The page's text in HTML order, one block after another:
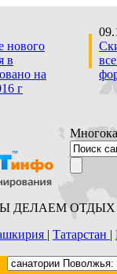
нового
в
на
г
ДЕЛАЕМ ОТДЫХ
| Татарстан |